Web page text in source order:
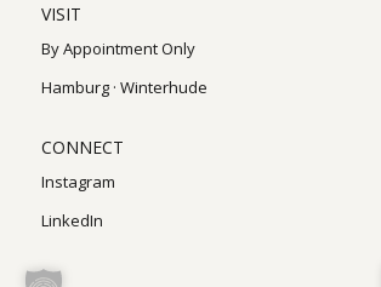
VISIT
By Appointment Only
Hamburg · Winterhude
CONNECT
Instagram
LinkedIn